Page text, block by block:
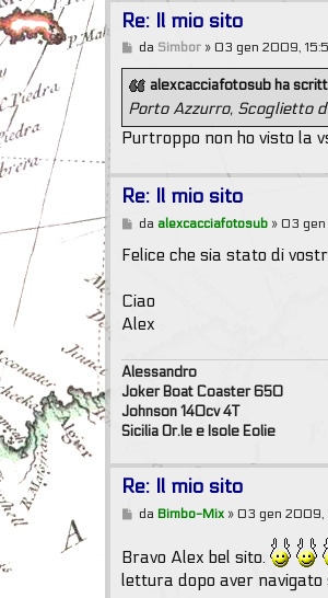
Re: Il mio sito
M
s
s
a
g
g
da Simbor» 03 gen 2009,
alexcacciafotosub ha
Porto Azzurro, Scoglietto
Purtroppo non ho visto la
Re: Il mio sito
M
s
g
g
i
da alexcacciafotosub» 03 gen
Felice che sia stato di
Ciao
Alex
Alessandro
Joker Boat Coaster 650
Johnson 140cv 4T
Sicilia Or.le e Isole Eolie
Re: Il mio sito
M
s
a
g
da Bimbo-Mix» 03 gen 2009,
Bravo Alex bel sito.
lettura dopo aver navigato